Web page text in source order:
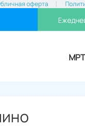
оферта
МРТ